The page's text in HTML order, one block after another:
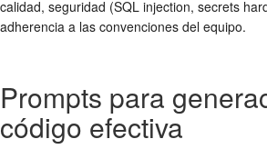
calidad, seguridad (SQL injection, secrets
adherencia a las convenciones del equipo.
Prompts para
código efectiva